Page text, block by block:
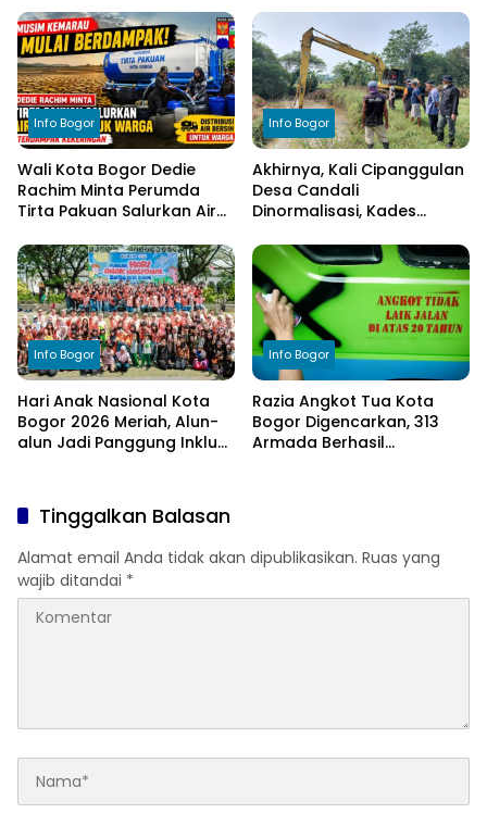
Cimulang, Libatkan Seluruh
Elemen Masyarakat
Transparansi Pengelolaan
Anggaran
Info Bogor
Wali Kota Bogor Dedie
Rachim Minta Perumda
Tirta Pakuan Salurkan Air
Terdampak Kekeringan
Info Bogor
Akhirnya, Kali Cipanggulan
Desa Candali
Dinormalisasi, Kades
kepada Bupati Bogor
Info Bogor
Hari Anak Nasional Kota
Bogor 2026 Meriah, Alun-
alun Jadi Panggung Inklusi
Info Bogor
Razia Angkot Tua Kota
Bogor Digencarkan, 313
Armada Berhasil
Tinggalkan Balasan
Alamat email Anda tidak akan dipublikasikan. Ruas yang
wajib ditandai *